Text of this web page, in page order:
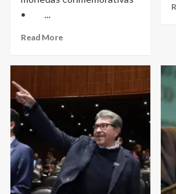
• ...
Read More